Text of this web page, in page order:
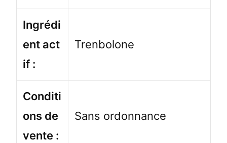
Ingrédi
ent act
if :
Trenbolone
Conditi
ons de
vente :
Sans ordonnance